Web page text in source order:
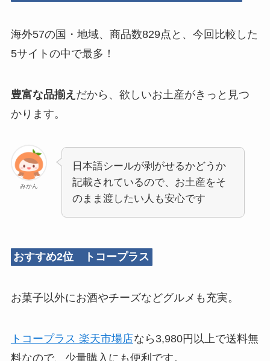
海外57の国・地域、商品数829点と、今回比較した
5サイトの中で最多！
豊富な品揃え だから、欲しいお土産がきっと見つ
かります。
みかん
日本語シールが剥がせるかどうか
記載されているので、お土産をそ
のまま渡したい人も安心です
おすすめ2位 トコープラス
お菓子以外にお酒やチーズなどグルメも充実。
トコープラス 楽天市場店なら3,980円以上で送料無
料なので、少量購入にも便利です。